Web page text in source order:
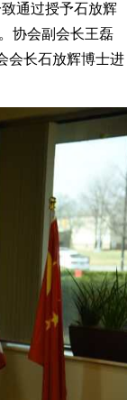
通过授予石放辉
协会副会长王磊
会长石放辉博士进